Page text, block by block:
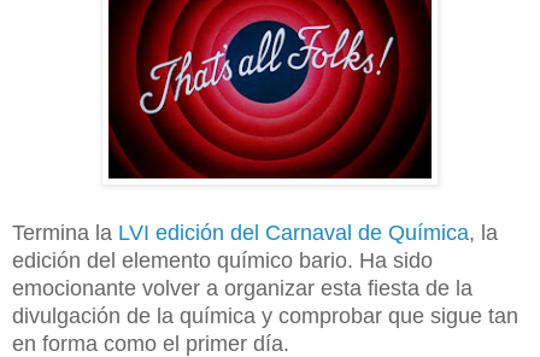
Termina la LVI edición del Carnaval de Química, la
edición del elemento químico bario. Ha sido
emocionante volver a organizar esta fiesta de la
divulgación de la química y comprobar que sigue tan
en forma como el primer día.